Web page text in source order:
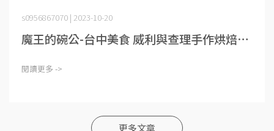
s0956867070 | 2023-10-20
魔王的碗公-台中美食 威利與查理手作烘焙⋯
閱讀更多 ->
更多文章